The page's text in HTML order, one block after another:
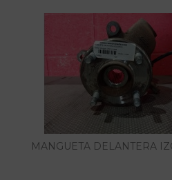
MANGUETA DELANTERA